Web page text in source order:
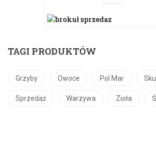
TAGI PRODUKTÓW
Grzyby Owoce Pol Mar
Sprzedaż Warzywa Zioła